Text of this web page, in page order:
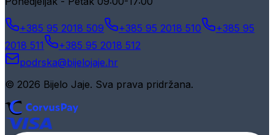
+385 95 2018 509 +385 95 2018 510
+385 95
2018 511
+385 95 2018 512
podrska@bijelojaje.hr
© 2026 Bijelo Jaje. Sva prava pridržana.